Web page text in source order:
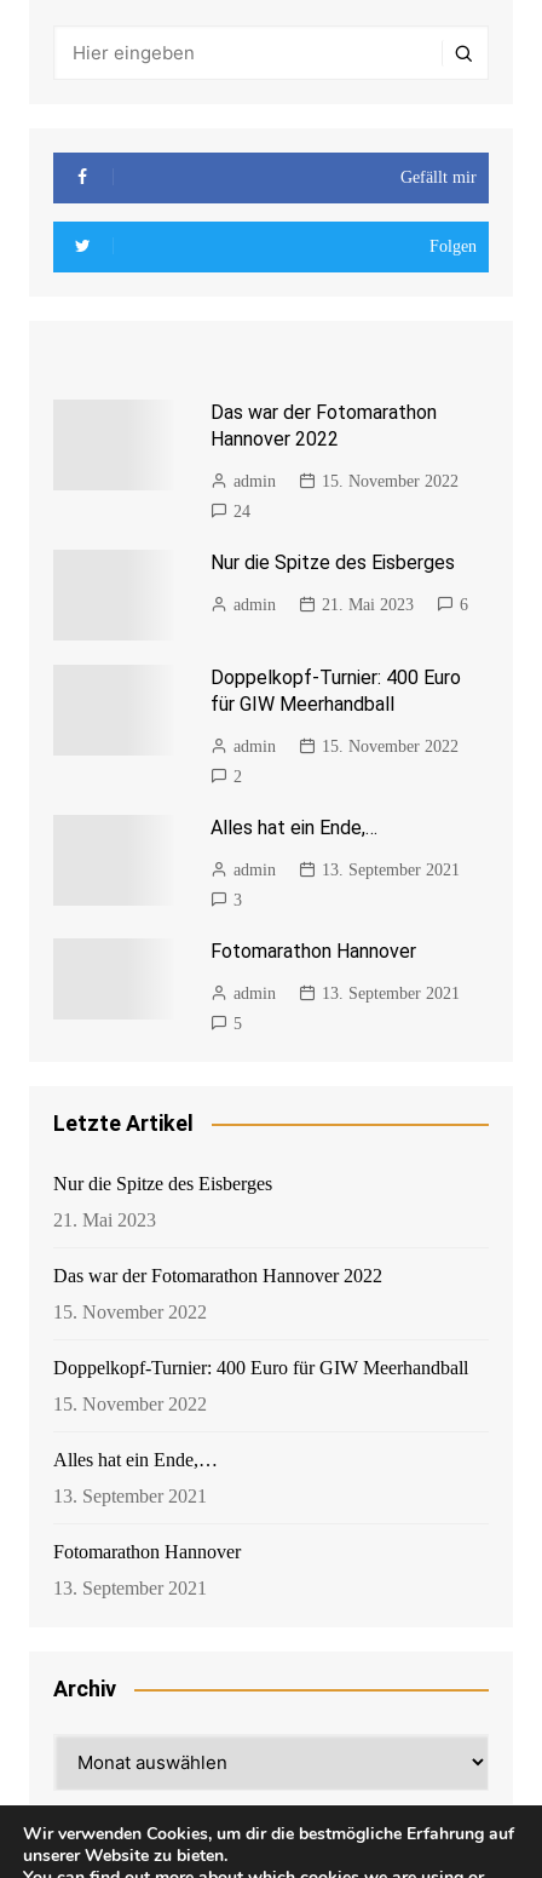
Gefällt mir
Folgen
Das war der Fotomarathon
Hannover 2022
admin
15. November 2022
24
Nur die Spitze des Eisberges
admin 21. Mai 2023 6
Doppelkopf-Turnier: 400 Euro
für GIW Meerhandball
admin
15. November 2022
2
Alles hat ein Ende,…
admin
13. September 2021
3
Fotomarathon Hannover
admin
13. September 2021
5
Letzte Artikel
Nur die Spitze des Eisberges
21. Mai 2023
Das war der Fotomarathon Hannover 2022
15. November 2022
Doppelkopf-Turnier: 400 Euro für GIW Meerhandball
15. November 2022
Alles hat ein Ende,…
13. September 2021
Fotomarathon Hannover
13. September 2021
Archiv
Wir verwenden Cookies, um dir die bestmögliche Erfahrung auf
unserer Website zu bieten.